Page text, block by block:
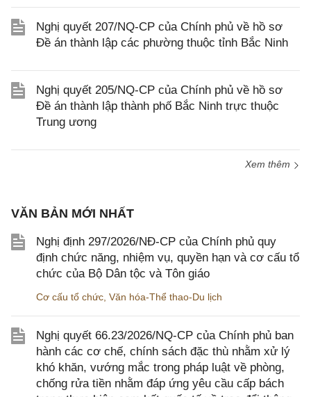
Nghị quyết 207/NQ-CP của Chính phủ về hồ sơ
Đề án thành lập các phường thuộc tỉnh Bắc Ninh
Nghị quyết 205/NQ-CP của Chính phủ về hồ sơ
Đề án thành lập thành phố Bắc Ninh trực thuộc
Trung ương
Xem thêm
VĂN BẢN MỚI NHẤT
Nghị định 297/2026/NĐ-CP của Chính phủ quy
định chức năng, nhiệm vụ, quyền hạn và cơ cấu tổ
chức của Bộ Dân tộc và Tôn giáo
Cơ cấu tổ chức, Văn hóa-Thể thao-Du lịch
Nghị quyết 66.23/2026/NQ-CP của Chính phủ ban
hành các cơ chế, chính sách đặc thù nhằm xử lý
khó khăn, vướng mắc trong pháp luật về phòng,
chống rửa tiền nhằm đáp ứng yêu cầu cấp bách